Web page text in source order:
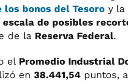
bonos del Tesoro y la
escala de posibles
de la Reserva Federal.
el Promedio Industrial
en 38.441,54 puntos,